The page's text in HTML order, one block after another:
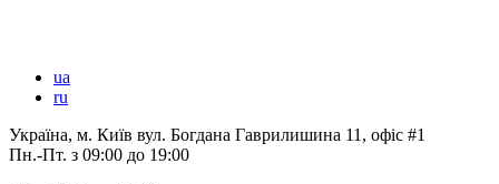
ua
ru
Україна, м. Київ вул. Богдана Гаврилишина 11, офіс #1
Пн.-Пт. з 09:00 до 19:00